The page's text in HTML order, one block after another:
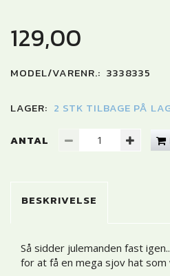
129,00
MODEL/VARENR.: 3338335
LAGER: 2 STK TILBAGE PÅ
ANTAL
BESKRIVELSE
Så sidder julemanden fast
for at få en mega sjov hat